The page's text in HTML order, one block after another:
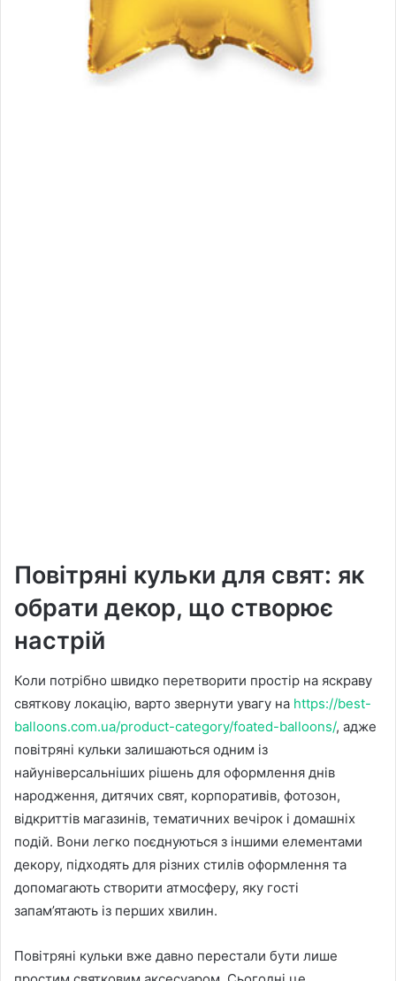
Повітряні кульки для свят: як
обрати декор, що створює
настрій
Коли потрібно швидко перетворити простір на яскраву
святкову локацію, варто звернути увагу на https://best-
balloons.com.ua/product-category/foated-balloons/, адже
повітряні кульки залишаються одним із
найуніверсальніших рішень для оформлення днів
народження, дитячих свят, корпоративів, фотозон,
відкриттів магазинів, тематичних вечірок і домашніх
подій. Вони легко поєднуються з іншими елементами
декору, підходять для різних стилів оформлення та
допомагають створити атмосферу, яку гості
запам’ятають із перших хвилин.
Повітряні кульки вже давно перестали бути лише